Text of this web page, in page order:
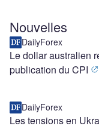
Nouvelles
DailyForex
Le dollar australien
publication du CPI
DailyForex
Les tensions en